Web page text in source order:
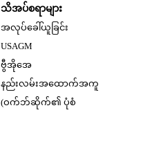
သိအပ်စရာများ
အလုပ်ခေါ်ယူခြင်း
USAGM
ဗွီအိုအေ
နည်းလမ်းအထောက်အကူ
(ဝက်ဘ်ဆိုက်၏ ပုံစံ